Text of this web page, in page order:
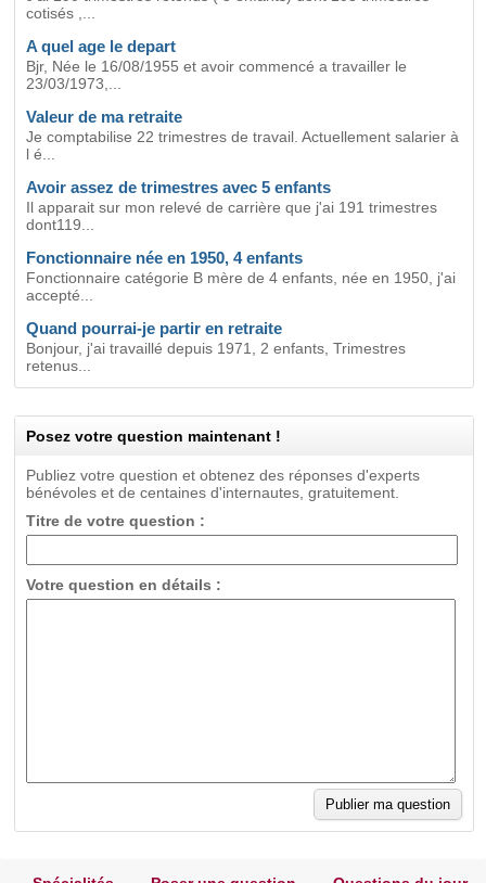
cotisés ,...
A quel age le depart
Bjr, Née le 16/08/1955 et avoir commencé a travailler le
23/03/1973,...
Valeur de ma retraite
Je comptabilise 22 trimestres de travail. Actuellement salarier à
l é...
Avoir assez de trimestres avec 5 enfants
Il apparait sur mon relevé de carrière que j'ai 191 trimestres
dont119...
Fonctionnaire née en 1950, 4 enfants
Fonctionnaire catégorie B mère de 4 enfants, née en 1950, j'ai
accepté...
Quand pourrai-je partir en retraite
Bonjour, j'ai travaillé depuis 1971, 2 enfants, Trimestres
retenus...
Posez votre question maintenant !
Publiez votre question et obtenez des réponses d'experts
bénévoles et de centaines d'internautes, gratuitement.
Titre de votre question :
Votre question en détails :